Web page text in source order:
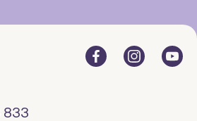
833